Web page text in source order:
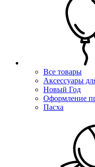
Все товары
Аксессуары
Новый Год
Оформление
Пасха